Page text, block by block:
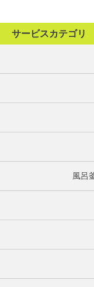
サービスカテゴリ
風呂